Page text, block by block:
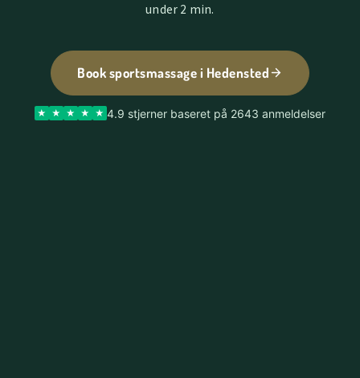
under 2 min.
Book sportsmassage i Hedensted
4.9 stjerner baseret på 2643 anmeldelser